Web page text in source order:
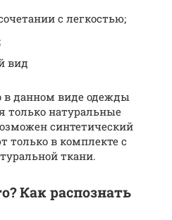
с легкостью;
вид
в данном виде одежды
только натуральные
синтетический
только в комплекте с
ткани.
Как распознать